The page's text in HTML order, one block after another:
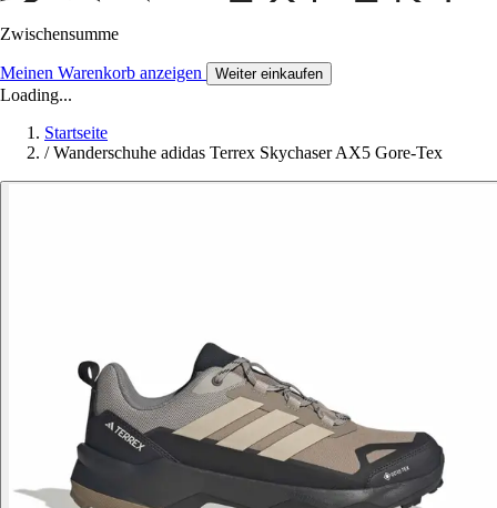
Zwischensumme
Meinen Warenkorb anzeigen Weiter einkaufen
Loading...
Startseite
/ Wanderschuhe adidas Terrex Skychaser AX5 Gore-Tex